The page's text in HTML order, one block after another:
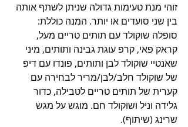
זוהי מנת טעימות גדולה שניתן לשתף אותה
בין שני סועדים או יותר. המנה כוללת:
סופלה שוקולד עם תותים טריים מעל,
קראק פאי, קרפ עוגת גבינה ותותים, מיני
שאנטיי שוקולד לבן ותותים, פונדו עם דיפ
של שוקולד חלב/לבן/מריר לבחירה עם
קערית של תותים טריים לטבילה, כדור
גלידה וניל ושוקולד חם. מוגש על מגש
שרינג (שיתוף).